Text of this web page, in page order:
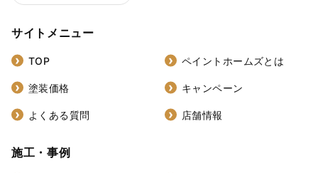
サイトメニュー
TOP ペイントホームズとは
塗装価格 キャンペーン
よくある質問 店舗情報
施工・事例